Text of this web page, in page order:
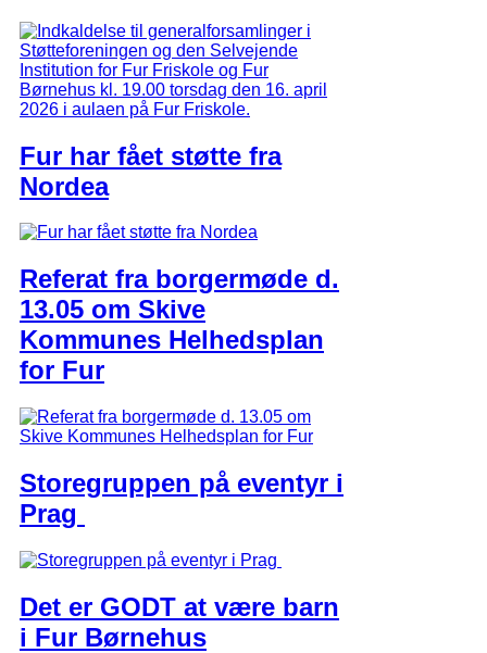
Fur har fået støtte fra
Nordea
Referat fra borgermøde d.
13.05 om Skive
Kommunes Helhedsplan
for Fur
Storegruppen på eventyr i
Prag
Det er GODT at være barn
i Fur Børnehus